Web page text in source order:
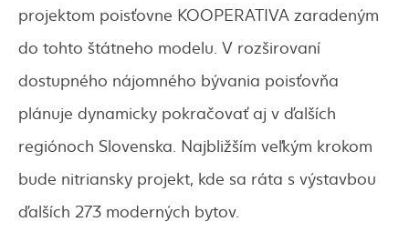
projektom poisťovne KOOPERATIVA zaradeným
do tohto štátneho modelu. V rozširovaní
dostupného nájomného bývania poisťovňa
plánuje dynamicky pokračovať aj v ďalších
regiónoch Slovenska. Najbližším veľkým krokom
bude nitriansky projekt, kde sa ráta s výstavbou
ďalších 273 moderných bytov.